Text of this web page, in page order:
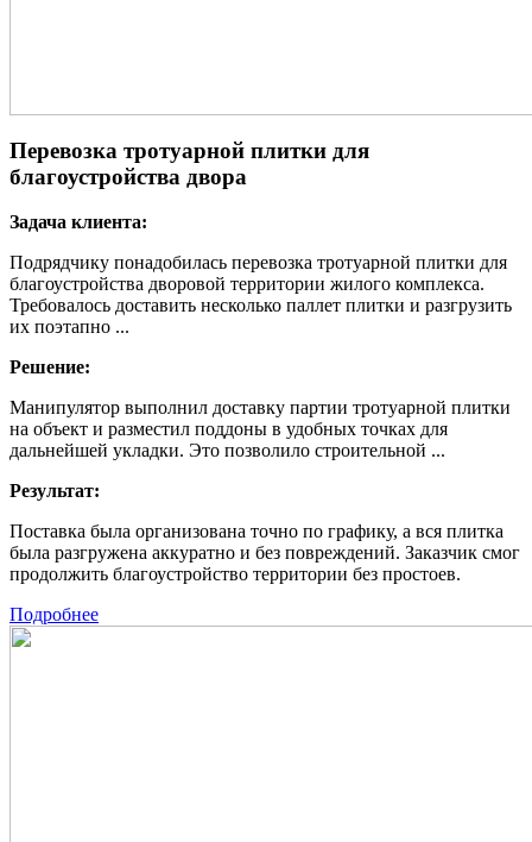
Перевозка тротуарной плитки для
благоустройства двора
Задача клиента:
Подрядчику понадобилась перевозка тротуарной плитки для
благоустройства дворовой территории жилого комплекса.
Требовалось доставить несколько паллет плитки и разгрузить
их поэтапно ...
Решение:
Манипулятор выполнил доставку партии тротуарной плитки
на объект и разместил поддоны в удобных точках для
дальнейшей укладки. Это позволило строительной ...
Результат:
Поставка была организована точно по графику, а вся плитка
была разгружена аккуратно и без повреждений. Заказчик смог
продолжить благоустройство территории без простоев.
Подробнее